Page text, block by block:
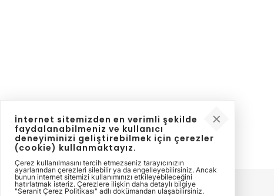
İnternet sitemizden en verimli şekilde
faydalanabilmeniz ve kullanıcı
deneyiminizi geliştirebilmek için çerezler
(cookie) kullanmaktayız.
Çerez kullanılmasını tercih etmezseniz tarayıcınızın
ayarlarından çerezleri silebilir ya da engelleyebilirsiniz. Ancak
bunun internet sitemizi kullanımınızı etkileyebileceğini
hatırlatmak isteriz. Çerezlere ilişkin daha detaylı bilgiye
"Seranit Çerez Politikası" adlı dokümandan ulaşabilirsiniz.